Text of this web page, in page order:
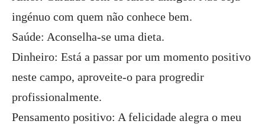
ingénuo com quem não conhece bem.
Saúde: Aconselha-se uma dieta.
Dinheiro: Está a passar por um momento positivo
neste campo, aproveite-o para progredir
profissionalmente.
Pensamento positivo: A felicidade alegra o meu